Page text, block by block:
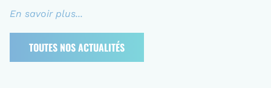
En savoir plus...
TOUTES NOS ACTUALITÉS